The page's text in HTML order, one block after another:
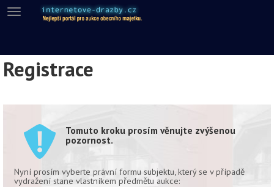
Menu
Registrace
Tomuto kroku prosím věnujte zvýšenou
pozornost.
Nyní prosím vyberte právní formu subjektu, který se v případě
vydražení stane vlastníkem předmětu aukce: